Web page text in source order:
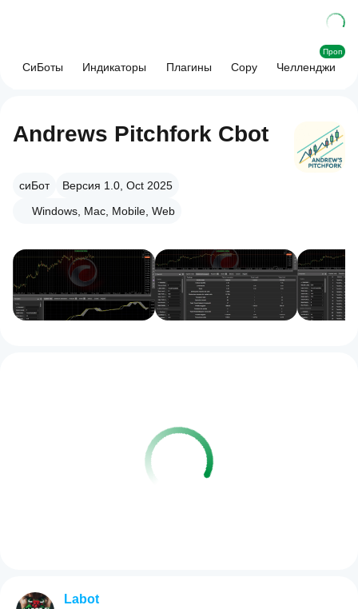
СиБоты Индикаторы Плагины Copy Челленджи
Проп
Andrews Pitchfork Cbot
сиБот
Версия 1.0, Oct 2025
Windows, Mac, Mobile, Web
Labot